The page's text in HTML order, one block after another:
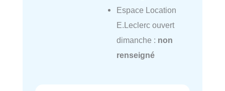
Espace Location
E.Leclerc ouvert
dimanche : non
renseigné